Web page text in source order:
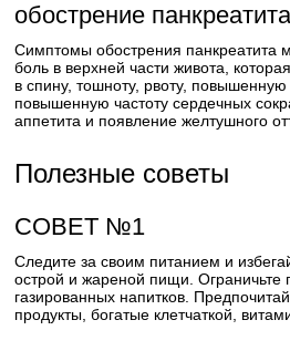
обострение
Симптомы обострения панкреатита
боль в верхней части живота,
в спину, тошноту, рвоту, повышенную
повышенную частоту сердечных
аппетита и появление желтушного
Полезные советы
СОВЕТ №1
Следите за своим питанием и
острой и жареной пищи. Ограничьте
газированных напитков.
продукты, богатые клетчаткой,